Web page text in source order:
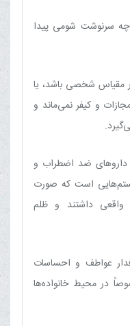
چه سرنوشت شومی پیدا
مقیاس شخصی باشد، یا
و کیفر نمی‌ماند و
داروهای ضد اضطراب و
ستم‌هایی است که صورت
واقعی داشتند و ظلم
عواطف و احساسات
در محیط خانواده‌ها